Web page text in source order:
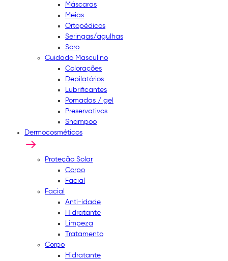
Máscaras
Meias
Ortopédicos
Seringas/agulhas
Soro
Cuidado Masculino
Colorações
Depilatórios
Lubrificantes
Pomadas / gel
Preservativos
Shampoo
Dermocosméticos
Proteção Solar
Corpo
Facial
Facial
Anti-idade
Hidratante
Limpeza
Tratamento
Corpo
Hidratante